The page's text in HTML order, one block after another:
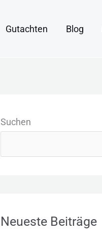
Gutachten Blog
Suchen
Neueste Beiträge
a
e